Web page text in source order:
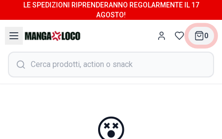
LE SPEDIZIONI RIPRENDERANNO REGOLARMENTE IL 17
AGOSTO!
0
😵